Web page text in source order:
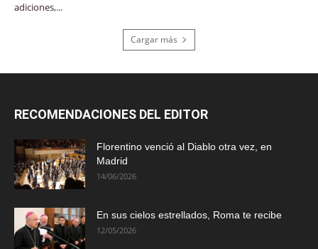
adiciones,...
Cargar más
RECOMENDACIONES DEL EDITOR
Florentino venció al Diablo otra vez, en
Madrid
14/06/2026
En sus cielos estrellados, Roma te recibe
12/05/2026